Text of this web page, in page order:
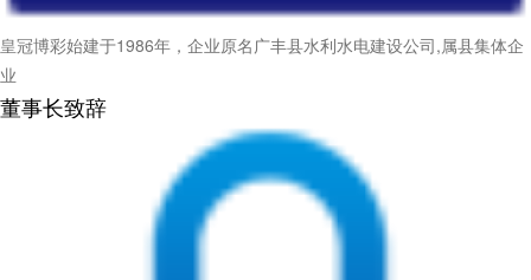
皇冠博彩始建于1986年，企业原名广丰县水利水电建设公司,属县集体企
业
董事长致辞